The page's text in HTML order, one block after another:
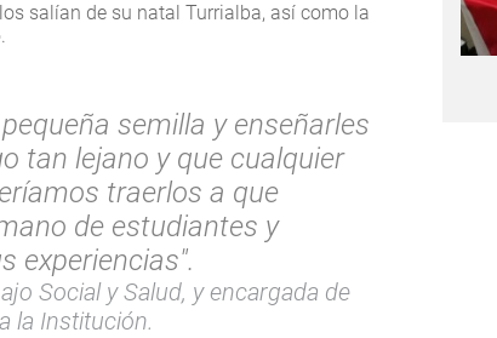
salían de su natal Turrialba, así como la
semilla y enseñarles
tan lejano y que cualquier
traerlos a que
de estudiantes y
experiencias".
Social y Salud, y encargada de
la Institución.